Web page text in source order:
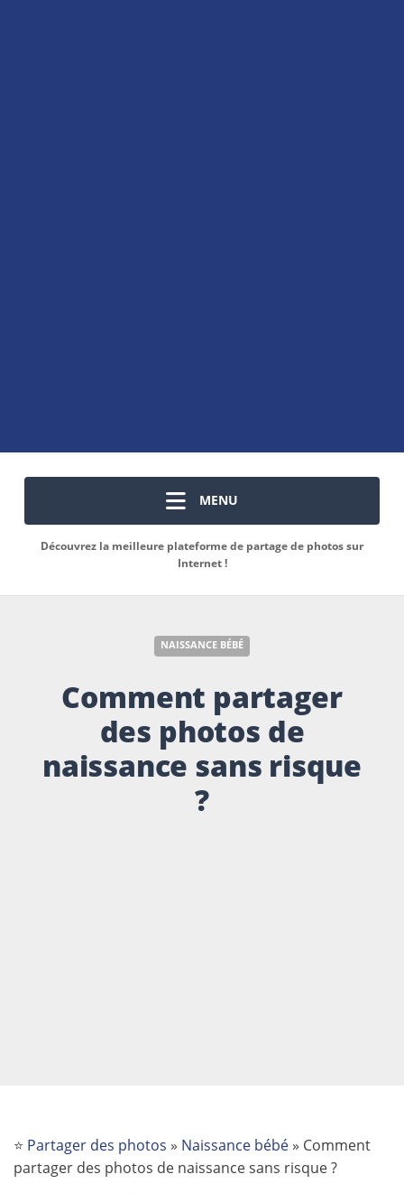
MENU
Découvrez la meilleure plateforme de partage de photos sur
Internet !
NAISSANCE BÉBÉ
Comment partager
des photos de
naissance sans risque
?
⭐ Partager des photos » Naissance bébé » Comment
partager des photos de naissance sans risque ?